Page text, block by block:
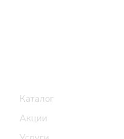
Каталог
Акции